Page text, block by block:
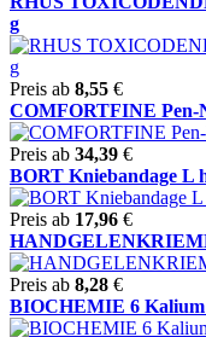
g
Preis ab 8,55 €
COMFORTFINE Pen-
Preis ab 34,39 €
BORT Kniebandage L
Preis ab 17,96 €
Preis ab 8,28 €
BIOCHEMIE 6 Kalium